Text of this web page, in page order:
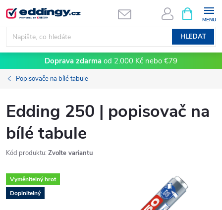
Přejít
na
obsah
HLEDAT
NÁKUPNÍ
KOŠÍK
Doprava zdarma od 2.000 Kč nebo €79
Popisovače na bílé tabule
Edding 250 | popisovač na
bílé tabule
Kód produktu: Zvolte variantu
Vyměnitelný hrot
Doplnitelný